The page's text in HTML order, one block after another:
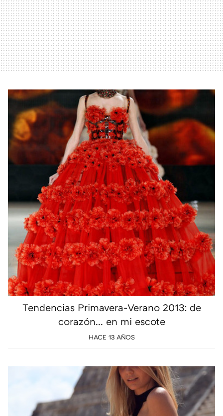
Tendencias Primavera-Verano 2013: de
corazón... en mi escote
HACE 13 AÑOS